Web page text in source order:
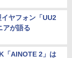
ヤフォン「UU2
アが語る
「AINOTE 2」は